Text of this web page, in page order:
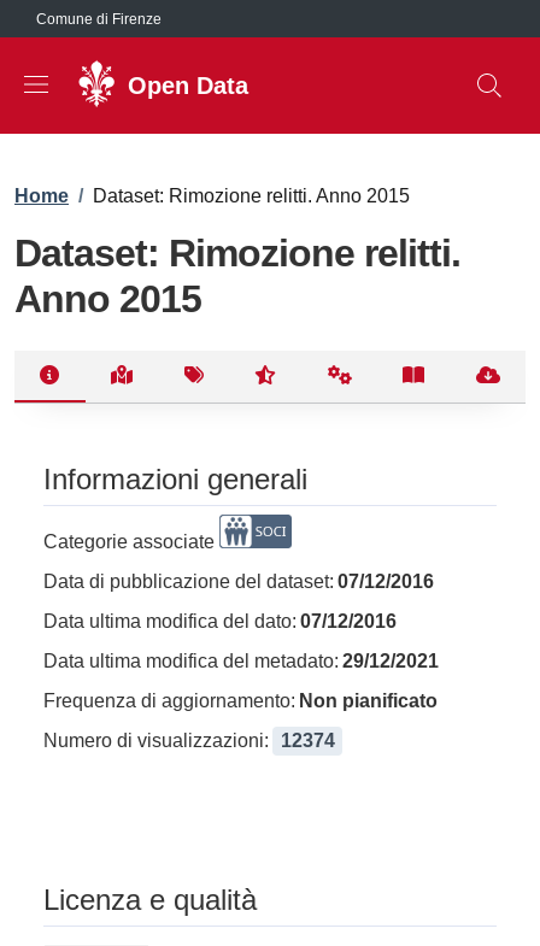
Salta al contenuto principale
Comune di Firenze
Open Data
Briciole di pane
Home / Dataset: Rimozione relitti. Anno 2015
Dataset: Rimozione relitti.
Anno 2015
Informazioni generali
Categorie associate
Data di pubblicazione del dataset: 07/12/2016
Data ultima modifica del dato: 07/12/2016
Data ultima modifica del metadato: 29/12/2021
Frequenza di aggiornamento: Non pianificato
Numero di visualizzazioni:
12374
Licenza e qualità